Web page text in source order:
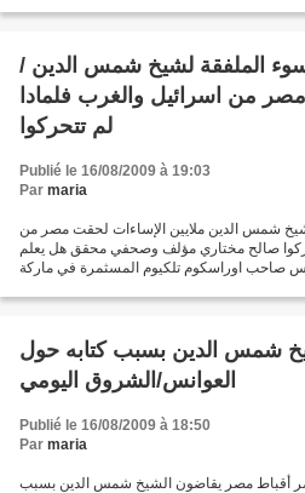
الملفقة لشيخ شمس الدين /
من اسرائيل والغرب فلمادا
لم تتحركوا
Publié le 16/08/2009 à 19:03
Par maria
شمس الدين ملايين الإساءات لحقت مصر من
صالح مختاري مؤلف وصحفي محقق هل يعلم
صاحب اوراسكوم تلكيوم المسثمرة في ماركة
شمس الدين بسبب كتابه حول
العوانس/الشروق اليومي
Publié le 16/08/2009 à 18:50
Par maria
مصر أقباط مصر يقاضون الشيخ شمس الدين بسبب